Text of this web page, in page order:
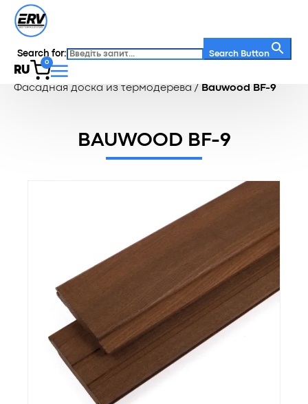
Search for: Search Button
RU
0
Главная / Каталог
Фасадная доска из термодерева / Bauwood BF-9
BAUWOOD BF-9